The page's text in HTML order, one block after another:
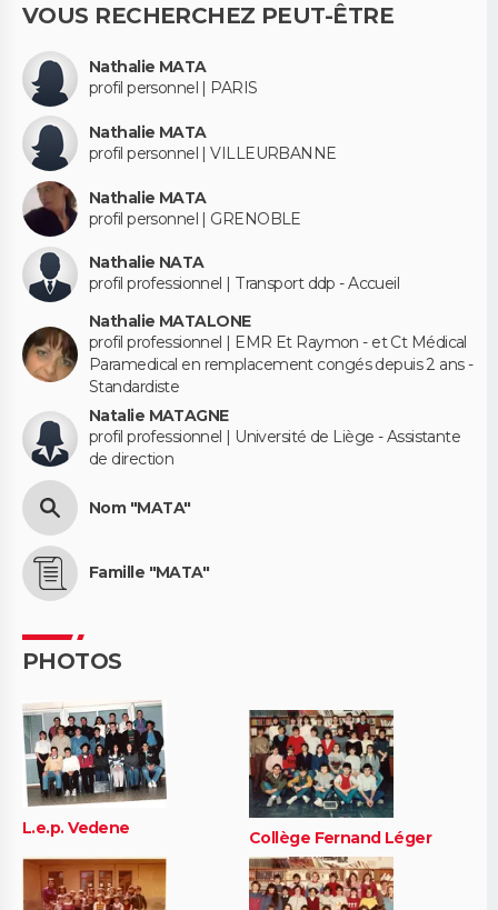
VOUS RECHERCHEZ PEUT-ÊTRE
Nathalie MATA
profil personnel | PARIS
Nathalie MATA
profil personnel | VILLEURBANNE
Nathalie MATA
profil personnel | GRENOBLE
Nathalie NATA
profil professionnel | Transport ddp - Accueil
Nathalie MATALONE
profil professionnel | EMR Et Raymon - et Ct Médical
Paramedical en remplacement congés depuis 2 ans -
Standardiste
Natalie MATAGNE
profil professionnel | Université de Liège - Assistante
de direction
Nom "MATA"
Famille "MATA"
PHOTOS
L.e.p. Vedene Collège Fernand Léger